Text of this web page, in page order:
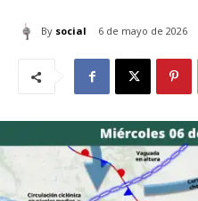
By social 6 de mayo de 2026